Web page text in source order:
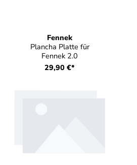
Fennek
Plancha Platte für
Fennek 2.0
29,90 €*